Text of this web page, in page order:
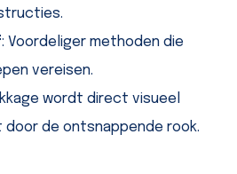
: Voordeliger methoden die
vereisen.
wordt direct visueel
door de ontsnappende rook.